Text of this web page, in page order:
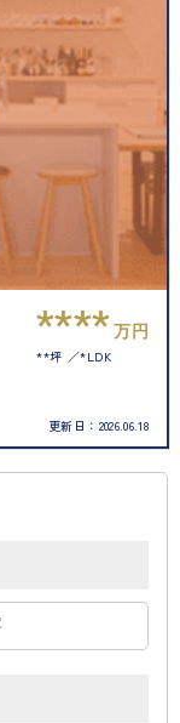
**** 万円
**坪 *LDK
更新日： 2026.06.18